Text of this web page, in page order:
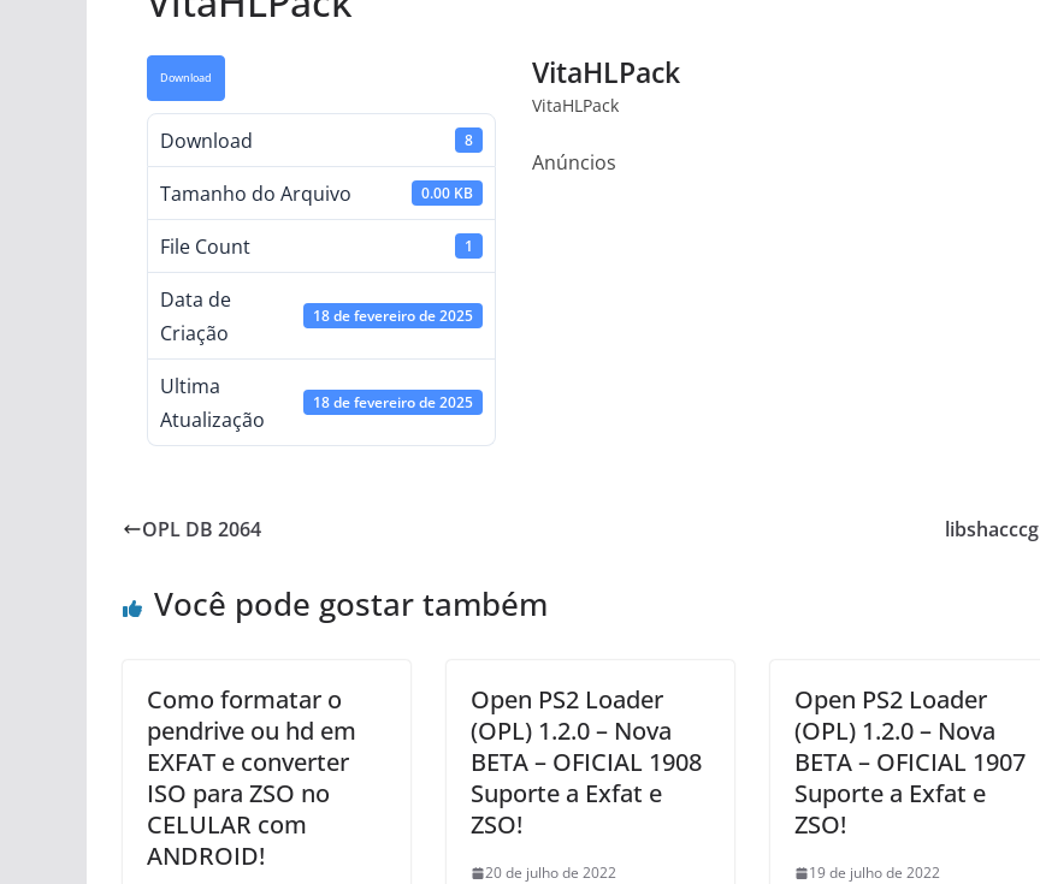
Download
Download 8
Tamanho do Arquivo 0.00 KB
File Count 1
Data de
Criação
18 de fevereiro de 2025
Ultima
Atualização
18 de fevereiro de 2025
VitaHLPack
VitaHLPack
Anúncios
OPL DB 2064 libshacccg
Você pode gostar também
Como formatar o
pendrive ou hd em
EXFAT e converter
ISO para ZSO no
CELULAR com
ANDROID!
Open PS2 Loader
(OPL) 1.2.0 – Nova
BETA – OFICIAL 1908
Suporte a Exfat e
ZSO!
20 de julho de 2022
Open PS2 Loader
(OPL) 1.2.0 – Nova
BETA – OFICIAL 1907
Suporte a Exfat e
ZSO!
19 de julho de 2022